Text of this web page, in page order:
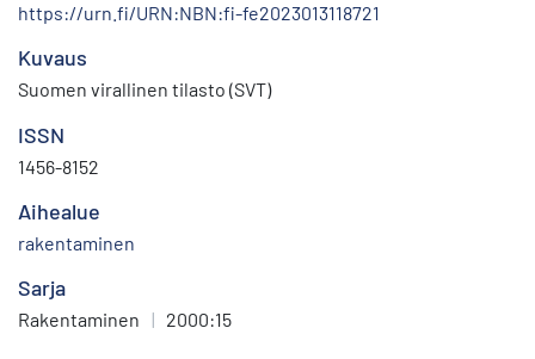
https://urn.fi/URN:NBN:fi-fe2023013118721
Kuvaus
Suomen virallinen tilasto (SVT)
ISSN
1456-8152
Aihealue
rakentaminen
Sarja
Rakentaminen | 2000:15